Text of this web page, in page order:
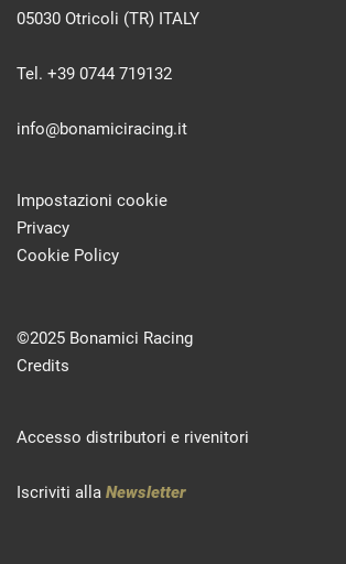
05030 Otricoli (TR) ITALY
Tel. +39 0744 719132
info@bonamiciracing.it
Impostazioni cookie
Privacy
Cookie Policy
©2025 Bonamici Racing
Credits
Accesso distributori e rivenitori
Iscriviti alla Newsletter